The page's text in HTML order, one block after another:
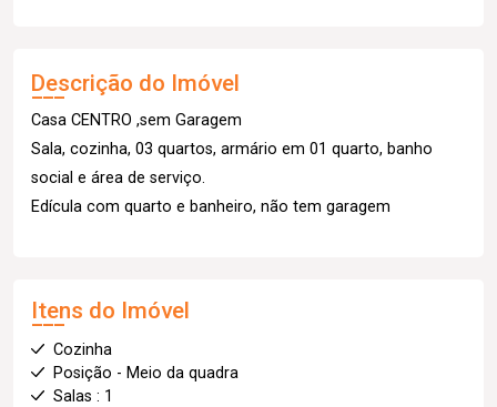
Descrição do Imóvel
Casa CENTRO ,sem Garagem
Sala, cozinha, 03 quartos, armário em 01 quarto, banho
social e área de serviço.
Edícula com quarto e banheiro, não tem garagem
Itens do Imóvel
Cozinha
Posição - Meio da quadra
Salas : 1